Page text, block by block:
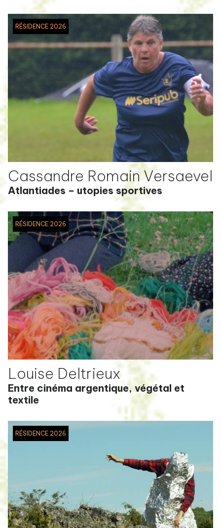
RÉSIDENCE 2026
Cassandre Romain Versaevel
Atlantiades – utopies sportives
RÉSIDENCE 2026
Louise Deltrieux
Entre cinéma argentique, végétal et
textile
RÉSIDENCE 2026